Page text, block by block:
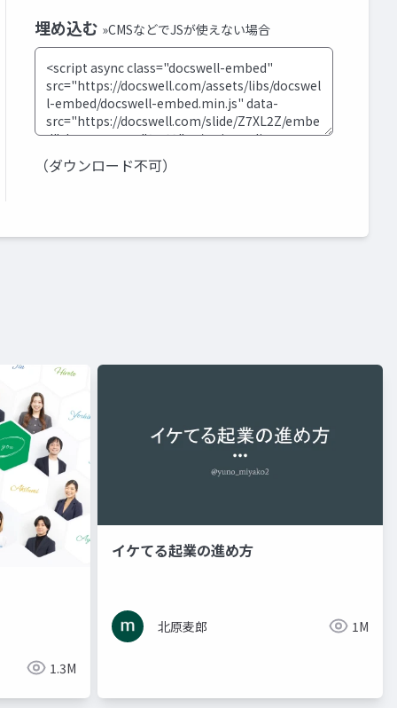
埋め込む »CMSなどでJSが使えない場合
（ダウンロード不可）
1.3M
イケてる起業の進め方
北原麦郎 1M